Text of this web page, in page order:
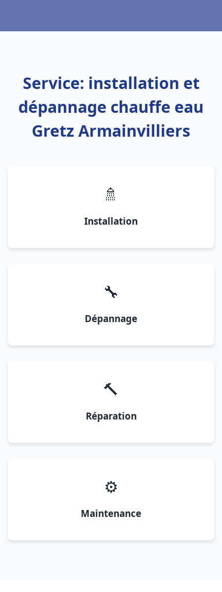
Service: installation et
dépannage chauffe eau
Gretz Armainvilliers
🚿
Installation
🔧
Dépannage
🔨
Réparation
⚙️
Maintenance